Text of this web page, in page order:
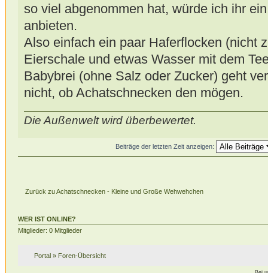
so viel abgenommen hat, würde ich ihr
anbieten.
Also einfach ein paar Haferflocken (nicht
Eierschale und etwas Wasser mit dem
Babybrei (ohne Salz oder Zucker) geht
nicht, ob Achatschnecken den mögen.
Die Außenwelt wird überbewertet.
Beiträge der letzten Zeit anzeigen:
Zurück zu Achatschnecken - Kleine und Große Wehwehchen
WER IST ONLINE?
Mitglieder: 0 Mitglieder
Portal» Foren-Übersicht